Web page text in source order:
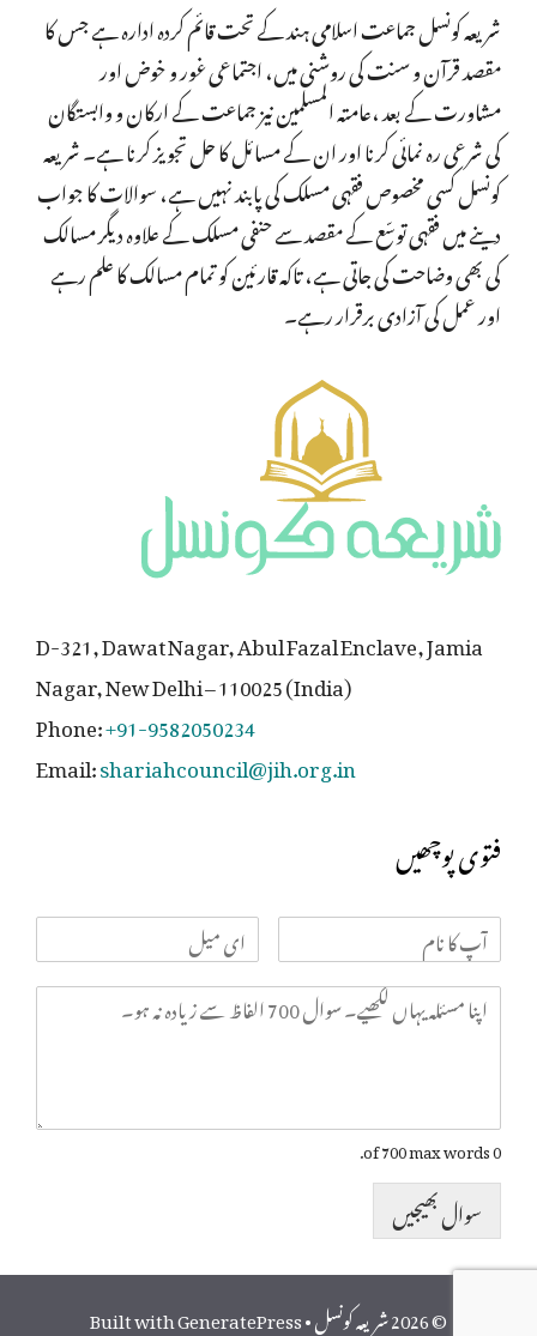
شریعہ کونسل جماعت اسلامی ہند کے تحت قائم کردہ ادارہ ہے جس کا
مقصد قرآن و سنت کی روشنی میں، اجتماعی غور و خوض اور
مشاورت کے بعد ،عامتہ المسلمین نیز جماعت کے ارکان و وابستگان
کی شرعی رہ نمائی کرنا اور ان کے مسائل کا حل تجویز کرنا ہے۔ شریعہ
کونسل کسی مخصوص فقہی مسلک کی پابند نہیں ہے، سوالات کا جواب
دینے میں فقہی توسّع کے مقصد سے حنفی مسلک کے علاوہ دیگر مسالک
کی بھی وضاحت کی جاتی ہے، تاکہ قارئین کو تمام مسالک کا علم رہے
اور عمل کی آزادی برقرار رہے۔
D-321, Dawat Nagar, Abul Fazal Enclave, Jamia
Nagar, New Delhi – 110025 (India)
Phone:+91-9582050234
Email:shariahcouncil@jih.org.in
فتوی پوچھیں
0 of 700 max words.
سوال بھیجیں
© 2026 شریعہ کونسل • Built with
GeneratePress